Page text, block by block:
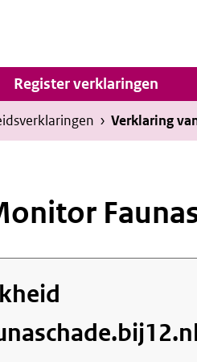
Hoofdnavigatie
Register verklaringen
› Verklaring